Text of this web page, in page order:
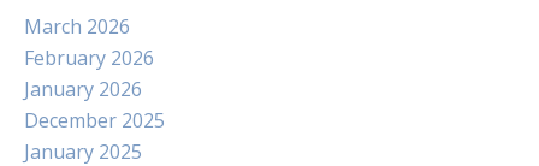
March 2026
February 2026
January 2026
December 2025
January 2025